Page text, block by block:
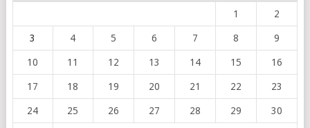
1 2
3 4 5 6 7 8 9
10 11 12 13 14 15 16
17 18 19 20 21 22 23
24 25 26 27 28 29 30